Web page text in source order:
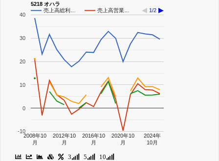
5218 オハラ
売上高総利…
売上高営業… 1/2
2008年10
月
2012年10
月
2016年10
月
2020年10
月
2024年
10月
-10
0
10
20
30
40
3 5 10